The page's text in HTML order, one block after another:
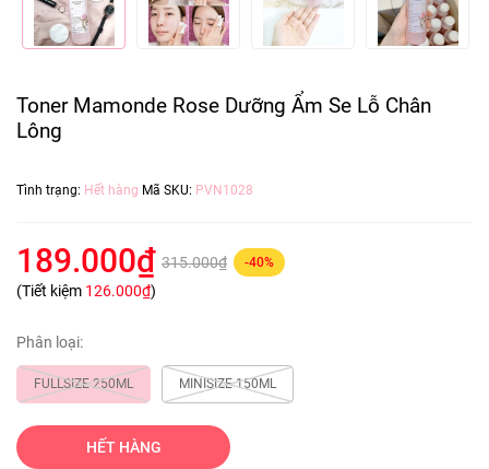
Toner Mamonde Rose Dưỡng Ẩm Se Lỗ Chân
Lông
Tình trạng: Hết hàng Mã SKU: PVN1028
189.000₫ 315.000₫ -40%
(Tiết kiệm 126.000₫)
Phân loại:
FULLSIZE 250ML MINISIZE 150ML
HẾT HÀNG